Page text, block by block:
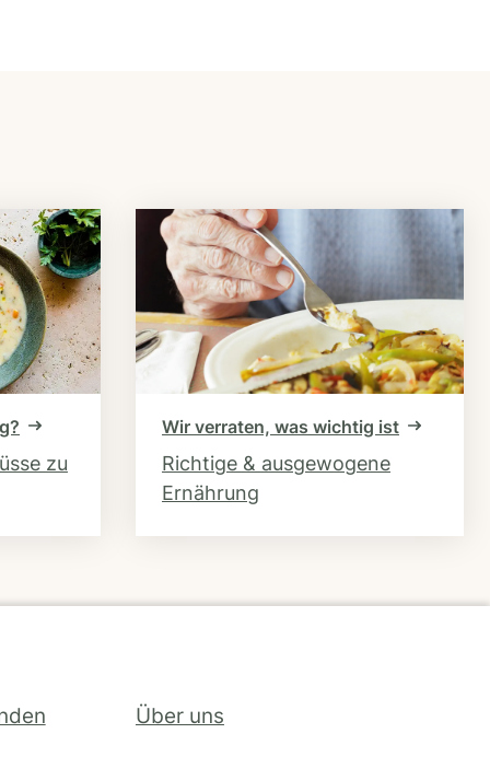
zu
Wir verraten, was wichtig ist
Richtige & ausgewogene
Ernährung
Über uns